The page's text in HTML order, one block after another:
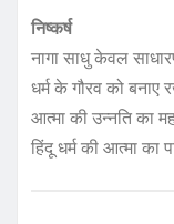
निष्कर्ष
नागा साधु केवल
धर्म के गौरव को
आत्मा की उन्नति का
हिंदू धर्म की आत्मा का